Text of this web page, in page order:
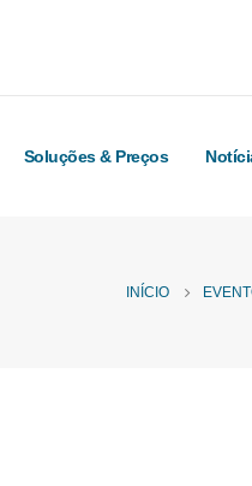
Soluções & Preços
INÍCIO